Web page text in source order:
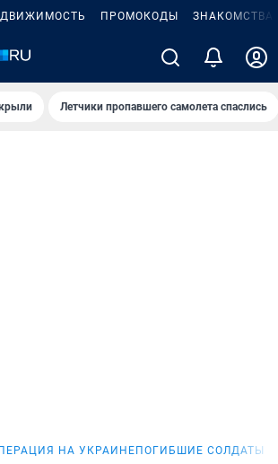
ПРОМОКОДЫ ЗНАКОМСТВА
Летчики пропавшего самолета спаслись
НА УКРАИНЕ ПОГИБШИЕ СОЛДАТЫ